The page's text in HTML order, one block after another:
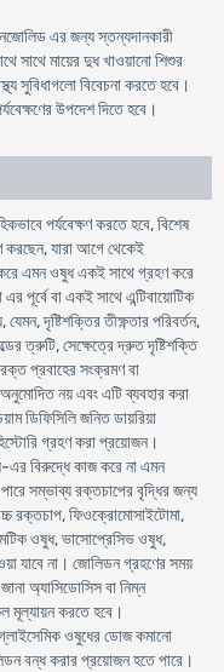
এর জন্য স্তন্যদানকারী
সাথে মায়ের দুধ খাওয়ানো শিশুর
সুবিধাগলো বিবেচনা করতে হবে।
উপদেশ দিতে হবে।
পর্যবেক্ষণ করতে হবে, বিশেষ
করছেন, যারা আগে থেকেই
এমন ওষুধ একই সাথে গ্রহণ করে
পূর্বে বা একই সাথে এন্টিবায়োটিক
দৃষ্টিশক্তির তীক্ষ্ণতার পরিবর্তন,
ত্রুটি, সেক্ষেত্রে দ্রুত দৃষ্টিশক্তি
প্রবাহের সংক্রমণ বা
নয় এবং এটি ব্যবহার করা
ডিফিসিলি জনিত ডায়রিয়া
গ্রহণ করা প্রয়োজন।
এর বিরুদ্ধে কাজ করে না এমন
সম্ভাব্য রক্তচাপের বৃদ্ধির জন্য
উচ্চ রক্তচাপ, ফিওক্রোমোসাইটোমা,
ওষুধ, ভাসোপ্রেসিভ ওষুধ,
যাবে না। জোলিডন গ্রহণের সময়
অ্যাসিডোসিস বা নিম্ন
মূল্যায়ন করতে হবে।
ওষুধের ডোজ কমানো
বন্ধ করার প্রয়োজন হতে পারে।